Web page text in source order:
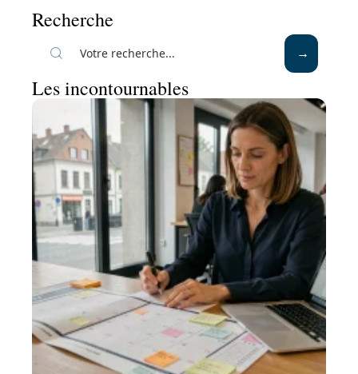
Recherche
Les incontournables